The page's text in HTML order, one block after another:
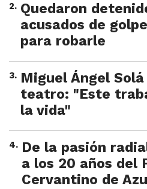
2. Quedaron
acusados de
para robarle
3. Miguel Ángel
teatro: "Este
la vida"
4. De la pasión
a los 20 años del
Cervantino de